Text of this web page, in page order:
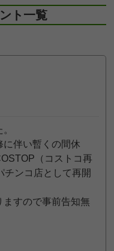
ト一覧
に伴い暫くの間休
（コストコ再
チンコ店として再開
すので事前告知無